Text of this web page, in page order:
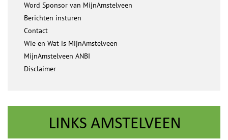
Word Sponsor van MijnAmstelveen
Berichten insturen
Contact
Wie en Wat is MijnAmstelveen
MijnAmstelveen ANBI
Disclaimer